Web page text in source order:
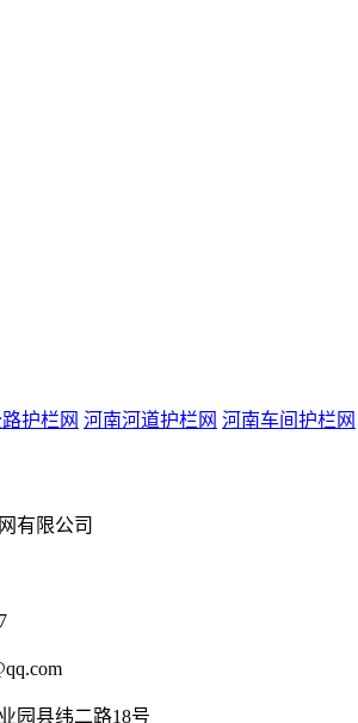
护栏网 河南河道护栏网 河南车间护栏网
有限公司
园县纬二路18号